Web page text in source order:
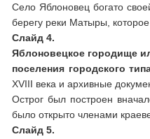
Село Яблоновец богато
берегу реки Матыры,
Слайд 4.
Яблоновецкое городище
поселения городского
XVIII века и архивные
Острог был построен
было открыто членами
Слайд 5.